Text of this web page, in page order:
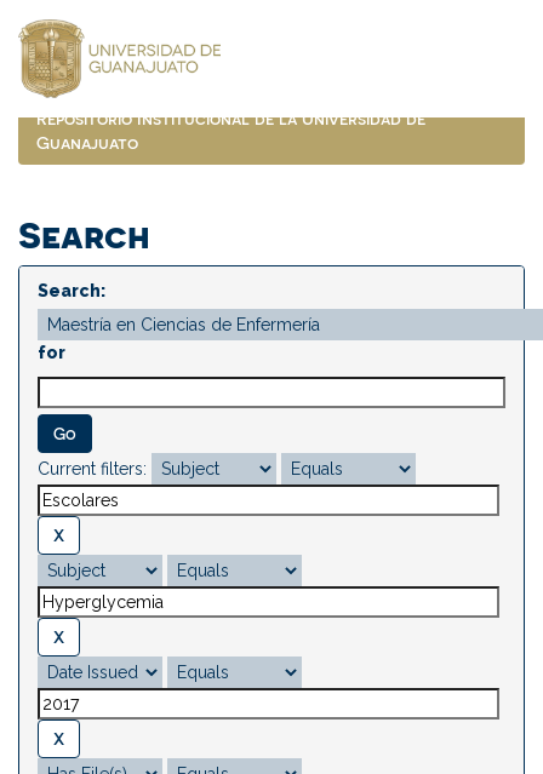
navigation
Repositorio Institucional de la Universidad de
Guanajuato
Search
Search:
for
Current filters: